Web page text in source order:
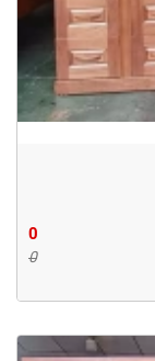
0
0